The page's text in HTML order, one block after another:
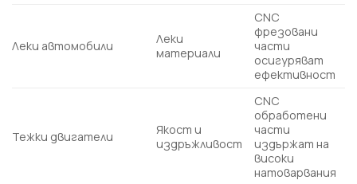
Леки автомобили
Леки
материали
CNC
фрезовани
части
осигуряват
ефективност
Тежки двигатели
Якост и
издръжливост
CNC
обработени
части
издържат на
високи
натоварвания